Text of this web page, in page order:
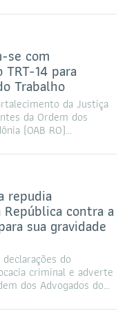
se com
14 para
Trabalho
da Justiça
da Ordem dos
(OAB RO)…
repudia
contra a
sua gravidade
declarações do
criminal e adverte
dos Advogados do…